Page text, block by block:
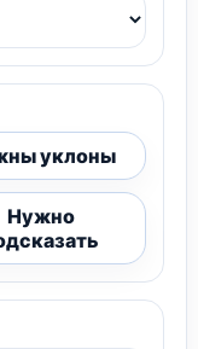
уклоны
Нужно